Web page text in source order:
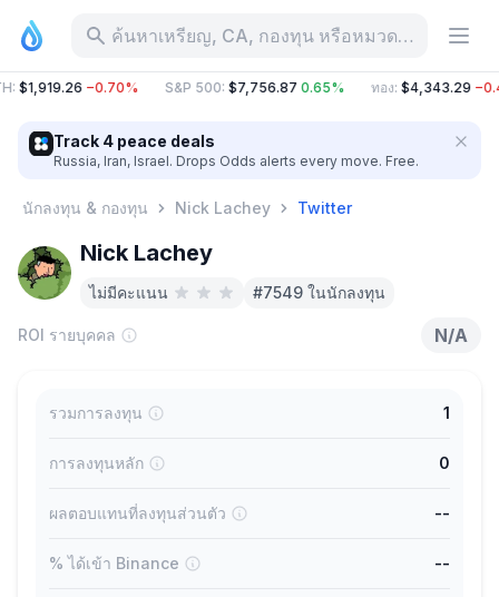
ค้นหาเหรียญ, CA, กองทุน หรือหมวดหมู่
: $1,919.26 −0.70% S&P 500: $7,756.87 0.65% ทอง: $4,343.29
Track 4 peace deals
Russia, Iran, Israel. Drops Odds alerts every move. Free.
นักลงทุน & กองทุน Nick Lachey Twitter
Nick Lachey
ไม่มีคะแนน #7549 ในนักลงทุน
ROI รายบุคคล N/A
รวมการลงทุน 1
การลงทุนหลัก 0
ผลตอบแทนที่ลงทุนส่วนตัว --
% ได้เข้า Binance --